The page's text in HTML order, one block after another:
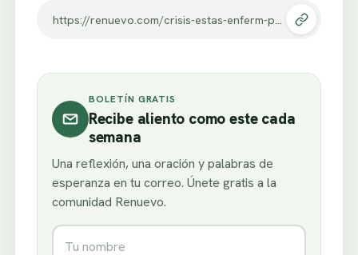
https://renuevo.com/crisis-estas-enferm-parte-2.html
BOLETÍN GRATIS
Recibe aliento como este cada
semana
Una reflexión, una oración y palabras de
esperanza en tu correo. Únete gratis a la
comunidad Renuevo.
Nombre